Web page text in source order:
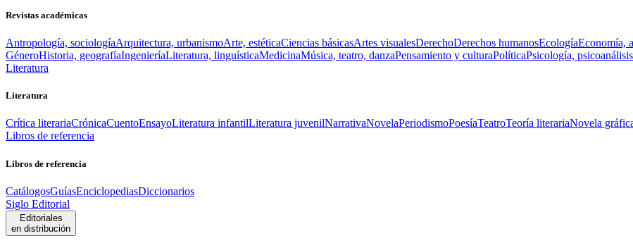
Revistas académicas
Antropología, sociologíaArquitectura, urbanismoArte, estéticaCiencias básicasArtes visualesDerechoDerechos humanosEcologíaEconomía,
GéneroHistoria, geografíaIngenieríaLiteratura, linguísticaMedicinaMúsica, teatro, danzaPensamiento y culturaPolíticaPsicología, psicoanálisis
Literatura
Literatura
Crítica literariaCrónicaCuentoEnsayoLiteratura infantilLiteratura juvenilNarrativaNovelaPeriodismoPoesíaTeatroTeoría literariaNovela
Libros de referencia
Libros de referencia
CatálogosGuíasEnciclopediasDiccionarios
Siglo Editorial
Editoriales
en distribución